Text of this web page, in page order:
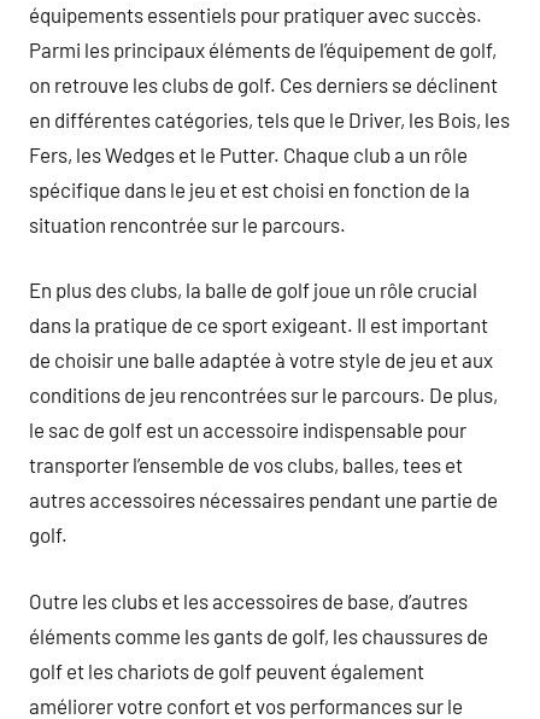
équipements essentiels pour pratiquer avec succès.
Parmi les principaux éléments de l’équipement de golf,
on retrouve les clubs de golf. Ces derniers se déclinent
en différentes catégories, tels que le Driver, les Bois, les
Fers, les Wedges et le Putter. Chaque club a un rôle
spécifique dans le jeu et est choisi en fonction de la
situation rencontrée sur le parcours.
En plus des clubs, la balle de golf joue un rôle crucial
dans la pratique de ce sport exigeant. Il est important
de choisir une balle adaptée à votre style de jeu et aux
conditions de jeu rencontrées sur le parcours. De plus,
le sac de golf est un accessoire indispensable pour
transporter l’ensemble de vos clubs, balles, tees et
autres accessoires nécessaires pendant une partie de
golf.
Outre les clubs et les accessoires de base, d’autres
éléments comme les gants de golf, les chaussures de
golf et les chariots de golf peuvent également
améliorer votre confort et vos performances sur le